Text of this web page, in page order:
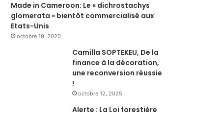
Made in Cameroon: Le « dichrostachys
glomerata » bientôt commercialisé aux
Etats-Unis
octobre 19, 2020
Camilla SOPTEKEU, De la
finance à la décoration,
une reconversion réussie
!
octobre 12, 2025
Alerte : La Loi forestière